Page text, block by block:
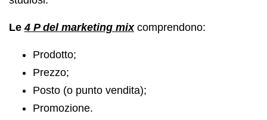
Le4 P del marketing mixcomprendono:
Prodotto;
Prezzo;
Posto (o punto vendita);
Promozione.